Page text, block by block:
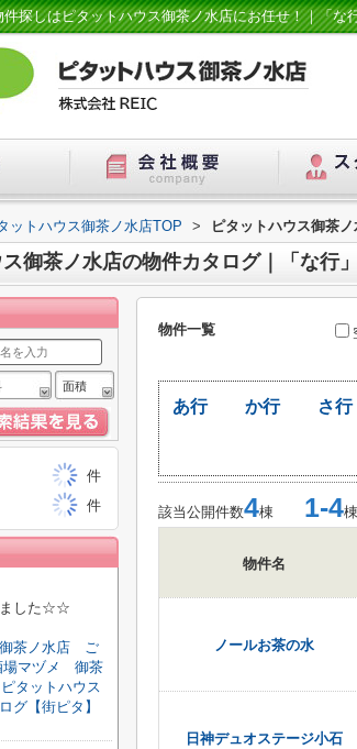
探しはピタットハウス御茶ノ水店にお任せ！｜「な
ットハウス御茶ノ水店TOP > ピタットハウス御茶
御茶ノ水店の物件カタログ｜「な行
物件一覧
あ行 か行 さ行
該当公開件数4棟 1-4
物件名
ノールお茶の水
日神デュオステージ小石
面積
件
件
した☆☆
茶ノ水店 ご
場マヅメ 御茶
タットハウス
グ【街ピタ】